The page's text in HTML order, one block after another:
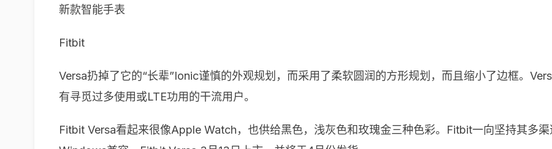
新款智能手表
Fitbit
Versa扔掉了它的“长辈”Ionic谨慎的外观规划，而采用了柔软圆润的方形规划，而且缩小了边框。
有寻觅过多使用或LTE功用的干流用户。
Fitbit Versa看起来很像Apple Watch，也供给黑色，浅灰色和玫瑰金三种色彩。Fitbit一向坚持其多